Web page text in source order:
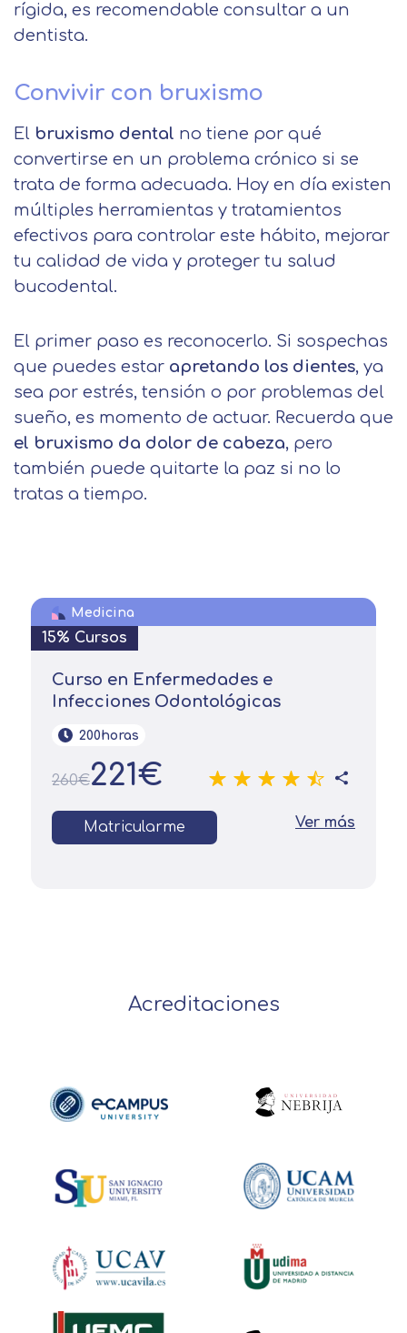
rígida, es recomendable consultar a un
dentista.
Convivir con bruxismo
El bruxismo dental no tiene por qué
convertirse en un problema crónico si se
trata de forma adecuada. Hoy en día existen
múltiples herramientas y tratamientos
efectivos para controlar este hábito, mejorar
tu calidad de vida y proteger tu salud
bucodental.
El primer paso es reconocerlo. Si sospechas
que puedes estar apretando los dientes, ya
sea por estrés, tensión o por problemas del
sueño, es momento de actuar. Recuerda que
el bruxismo da dolor de cabeza, pero
también puede quitarte la paz si no lo
tratas a tiempo.
Medicina
15% Cursos
Curso en Enfermedades e
Infecciones Odontológicas
200horas
260€221€
Matricularme Ver más
Acreditaciones